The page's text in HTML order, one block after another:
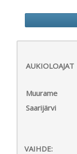
AUKIOLOAJAT
Muurame
Saarijärvi
VAIHDE: